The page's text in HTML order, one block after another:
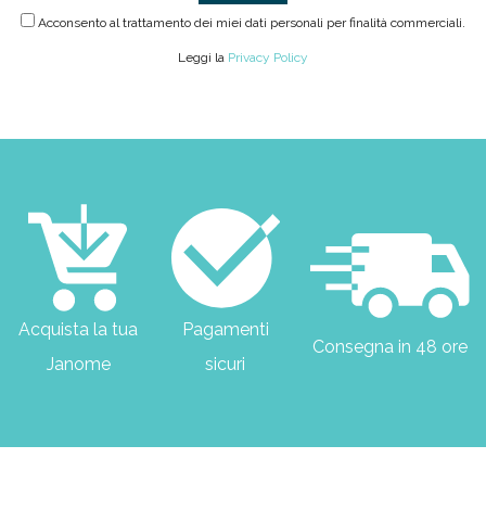
Acconsento al trattamento dei miei dati personali per finalità commerciali.
Leggi la Privacy Policy
Acquista la tua
Janome
Pagamenti
sicuri
Consegna in 48 ore